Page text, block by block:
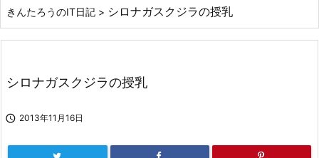
きんたろうのIT日記 > シロナガスクジラの授乳
シロナガスクジラの授乳
 2013年11月16日